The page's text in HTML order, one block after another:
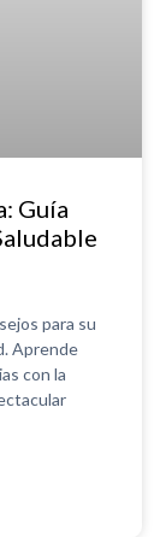
Guía
para su
Aprende
con la